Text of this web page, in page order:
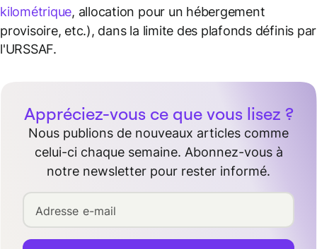
kilométrique, allocation pour un hébergement
provisoire, etc.), dans la limite des plafonds définis par
l'URSSAF.
Appréciez-vous ce que vous lisez ?
Nous publions de nouveaux articles comme
celui-ci chaque semaine. Abonnez-vous à
notre newsletter pour rester informé.
Adresse e-mail